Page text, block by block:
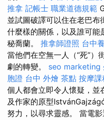
推拿 記帳士 職業道德規範
並試圖破譯可以住在老巴
什麼樣的關係，以及誰可
秘喬蘭。 推拿師證照 台中
當他們在空無一人（“死”）
劇的轉變。 seo marketing
胞證 台中 外燴 茶點 按摩課
個人都會立即令人懷疑，並
及作家的原型
努力，以尋求靈感。 當電